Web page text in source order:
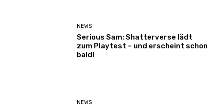
NEWS
Serious Sam: Shatterverse lädt
zum Playtest – und erscheint schon
bald!
NEWS